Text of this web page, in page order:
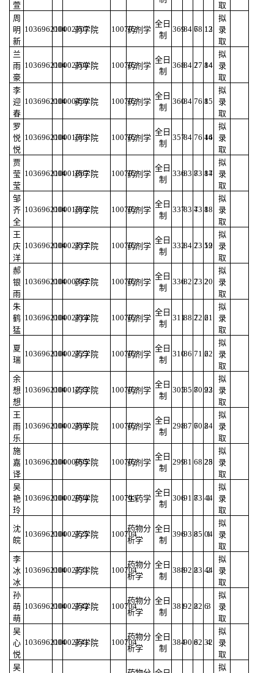
萱
取
周
明
新
103696210002107
004 药学院 100702药剂学
全日
制
36984.678.12
13
拟
录
取
兰
雨
豪
103696210002108
004 药学院 100702药剂学
全日
制
36884.277.84
14
拟
录
取
李
迎
春
103696210000450
004 药学院 100702药剂学
全日
制
36084 76.815
拟
录
取
罗
悦
悦
103696210001561
004 药学院 100702药剂学
全日
制
35784 76.44
16
拟
录
取
贾
莹
莹
103696210001867
004 药学院 100702药剂学
全日
制
33683.873.84
17
拟
录
取
邹
齐
全
103696210001562
004 药学院 100702药剂学
全日
制
33783.473.818
拟
录
取
王
庆
洋
103696210002117
004 药学院 100702药剂学
全日
制
33284.273.52
19
拟
录
取
郝
银
雨
103696210000347
004 药学院 100702药剂学
全日
制
33682.273.220
拟
录
取
朱
鹤
猛
103696210002114
004 药学院 100702药剂学
全日
制
31188.272.621
拟
录
取
夏
瑞
103696210002123
004 药学院 100702药剂学
全日
制
31086 71.622
拟
录
取
余
想
想
103696210001233
004 药学院 100702药剂学
全日
制
30585.870.92
23
拟
录
取
王
雨
乐
103696210002106
004 药学院 100702药剂学
全日
制
29887.670.824
拟
录
取
施
嘉
译
103696210000995
004 药学院 100702药剂学
全日
制
29981 68.28
25
拟
录
取
吴
艳
玲
103696210002994
004 药学院 100703生药学
全日
制
30691.873.44
1
拟
录
取
沈
皖
103696210002125
004 药学院 100704
药物分
析学
全日
制
39693.885.04
1
拟
录
取
李
冰
冰
103696210002131
004 药学院 100704
药物分
析学
全日
制
38892.283.44
2
拟
录
取
孙
萌
萌
103696210002142
004 药学院 100704
药物分
析学
全日
制
38192.282.63
拟
录
取
吴
心
悦
103696210002141
004 药学院 100704
药物分
析学
全日
制
38490.682.32
4
拟
录
取
吴
拟